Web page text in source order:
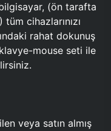
(ön tarafta
cihazlarınızı
rahat dokunuş
mouse seti ile
veya satın almış